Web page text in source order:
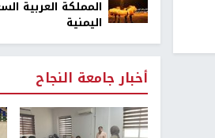
المملكة العربية
اليمنية
أخبار جامعة النجاح